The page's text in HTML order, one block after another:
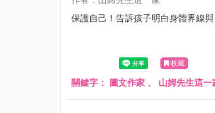
保護自己！告訴孩子明白身體界線
收藏
關鍵字： 圖文作家 、 山姆先生這一